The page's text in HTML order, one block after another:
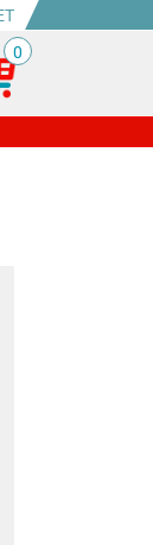
0